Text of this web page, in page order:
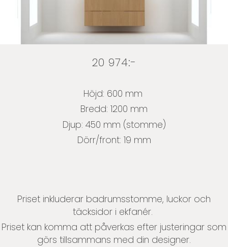
20 974:-
Höjd: 600 mm
Bredd: 1200 mm
Djup: 450 mm (stomme)
Dörr/front: 19 mm
Priset inkluderar badrumsstomme, luckor och
täcksidor i ekfanér.
Priset kan komma att påverkas efter justeringar som
görs tillsammans med din designer.